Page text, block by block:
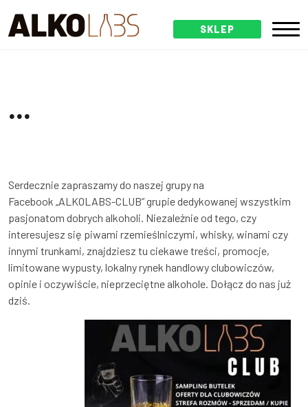
SKLEP
...
Serdecznie zapraszamy do naszej grupy na
Facebook „ALKOLABS-CLUB” grupie dedykowanej wszystkim
pasjonatom dobrych alkoholi. Niezależnie od tego, czy
interesujesz się piwami rzemieślniczymi, whisky, winami czy
innymi trunkami, znajdziesz tu ciekawe treści, promocje,
limitowane wypusty, lokalny rynek handlowy clubowiczów,
opinie i oczywiście, nieprzeciętne alkohole. Dołącz do nas już
dziś.